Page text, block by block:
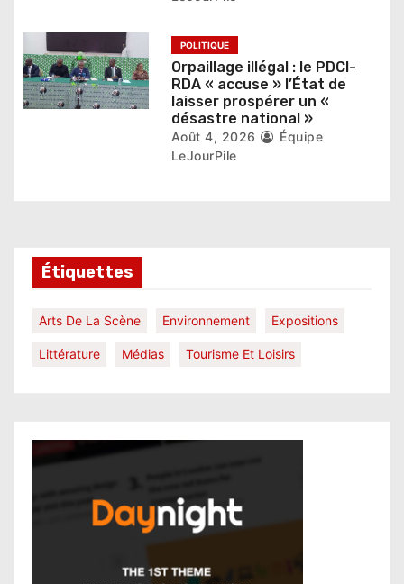
POLITIQUE
Orpaillage illégal : le PDCI-
RDA « accuse » l’État de
laisser prospérer un «
désastre national »
Août 4, 2026
Équipe
LeJourPile
Étiquettes
Arts De La Scène Environnement Expositions
Littérature Médias Tourisme Et Loisirs